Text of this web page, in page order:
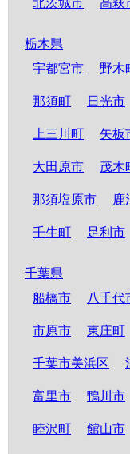
北茨城市 高萩
栃木県
宇都宮市
野木
那須町 日光市
上三川町 矢板
大田原市 茂木
那須塩原市 鹿
壬生町 足利市
千葉県
船橋市
八千代
市原市 東庄町
千葉市美浜区
富里市 鴨川市
睦沢町 館山市